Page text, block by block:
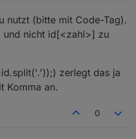
nutzt (bitte mit Code-Tag).
und nicht id[<zahl>] zu
zerlegt das ja
Komma an.
0